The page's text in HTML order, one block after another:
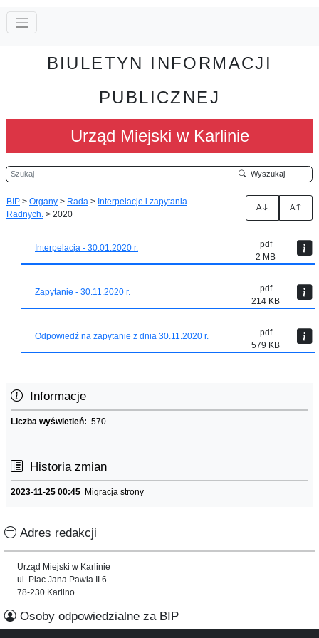
BIULETYN INFORMACJI
PUBLICZNEJ
Urząd Miejski w Karlinie
Szukaj Wyszukaj
BIP > Organy > Rada > Interpelacje i zapytania
Radnych. > 2020
A A
Interpelacja - 30.01.2020 r.
pdf
2 MB
Zapytanie - 30.11.2020 r.
pdf
214 KB
Odpowiedź na zapytanie z dnia 30.11.2020 r.
pdf
579 KB
Informacje
Liczba wyświetleń: 570
Historia zmian
2023-11-25 00:45 Migracja strony
Adres redakcji
Urząd Miejski w Karlinie
ul. Plac Jana Pawła II 6
78-230 Karlino
Osoby odpowiedzialne za BIP